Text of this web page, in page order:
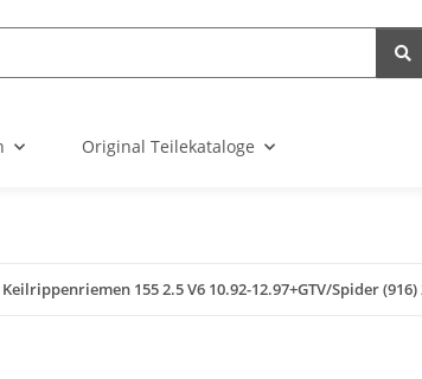
Original Teilekataloge
Keilrippenriemen 155 2.5 V6 10.92-12.97+GTV/Spider (916)